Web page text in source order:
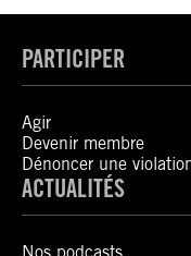
PARTICIPER
Agir
Devenir membre
Dénoncer une
ACTUALITÉS